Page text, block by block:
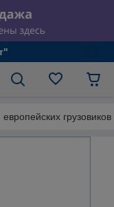
грузовиков